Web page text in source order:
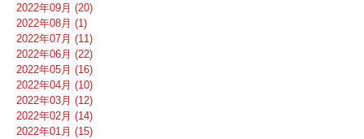
2022年09月 (20)
2022年08月 (1)
2022年07月 (11)
2022年06月 (22)
2022年05月 (16)
2022年04月 (10)
2022年03月 (12)
2022年02月 (14)
2022年01月 (15)